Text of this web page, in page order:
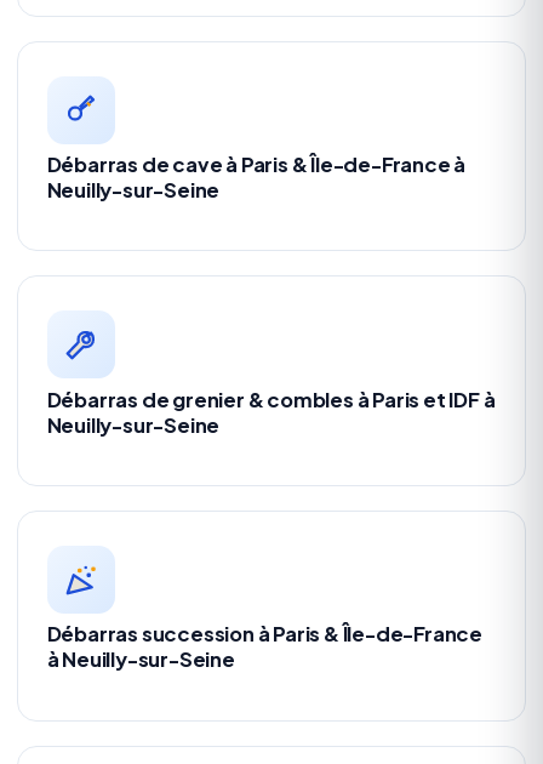
Débarras de cave à Paris & Île-de-France à
Neuilly-sur-Seine
Débarras de grenier & combles à Paris et IDF à
Neuilly-sur-Seine
Débarras succession à Paris & Île-de-France
à Neuilly-sur-Seine